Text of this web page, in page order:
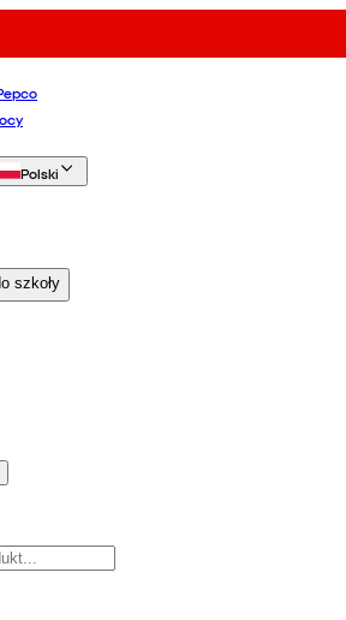
Polski
szkoły